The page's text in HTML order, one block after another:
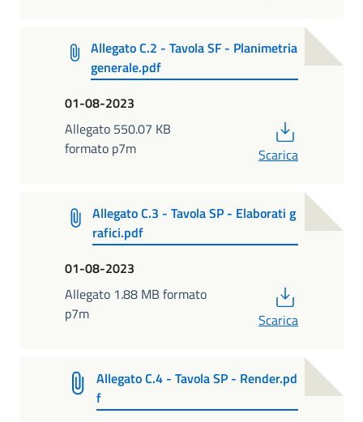
Allegato C.2 - Tavola SF - Planimetria
generale.pdf
01-08-2023
Allegato 550.07 KB
formato p7m
Scarica
Allegato C.3 - Tavola SP - Elaborati g
rafici.pdf
01-08-2023
Allegato 1.88 MB formato
p7m
Scarica
Allegato C.4 - Tavola SP - Render.pd
f